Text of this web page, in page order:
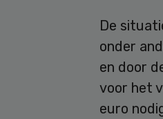
De
onder
en door
voor het
euro